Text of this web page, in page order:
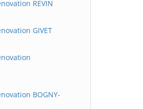
REVIN
GIVET
BOGNY-